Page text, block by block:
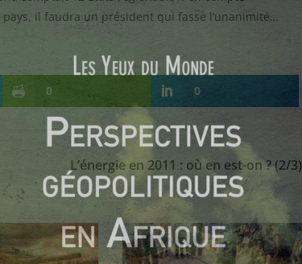
il faudra un président qui fasse l’unanimité…
0 0
L’énergie en 2011 : où en est-on ? (2/3)